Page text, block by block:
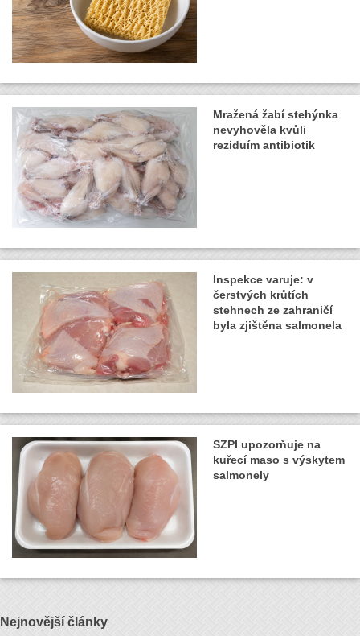
Mražená žabí stehýnka
nevyhověla kvůli
reziduím antibiotik
Inspekce varuje: v
čerstvých krůtích
stehnech ze zahraničí
byla zjištěna salmonela
SZPI upozorňuje na
kuřecí maso s výskytem
salmonely
Nejnovější články